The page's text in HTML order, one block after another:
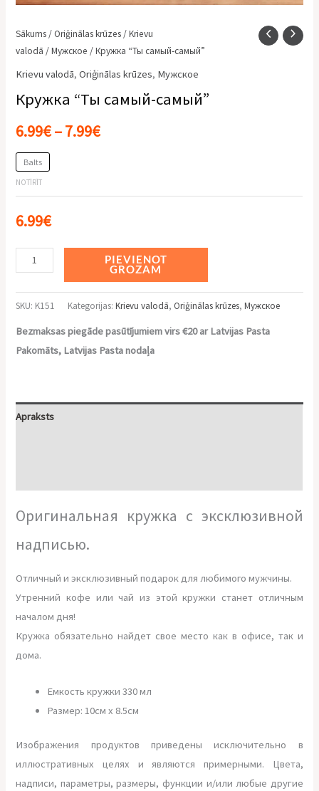
Sākums /Oriģinālas krūzes /Krievu
valodā /Мужское / Кружка “Ты самый-самый”
Krievu valodā,Oriģinālas krūzes, Мужское
Кружка “Ты самый-самый”
6.99€–7.99€
Balts
NOTĪRĪT
6.99€
PIEVIENOT
GROZAM
SKU: K151 Kategorijas:Krievu valodā, Oriģinālas krūzes,Мужское
Bezmaksas piegāde pasūtījumiem virs €20 ar Latvijas Pasta
Pakomāts, Latvijas Pasta nodaļa
Apraksts
Оригинальная кружка с эксклюзивной
надписью.
Отличный и эксклюзивный подарок для любимого мужчины.
Утренний кофе или чай из этой кружки станет отличным
началом дня!
Кружка обязательно найдет свое место как в офисе, так и
дома.
Емкость кружки 330 мл
Размер: 10см х 8.5см
Изображения продуктов приведены исключительно в
иллюстративных целях и являются примерными. Цвета,
надписи, параметры, размеры, функции и/или любые другие